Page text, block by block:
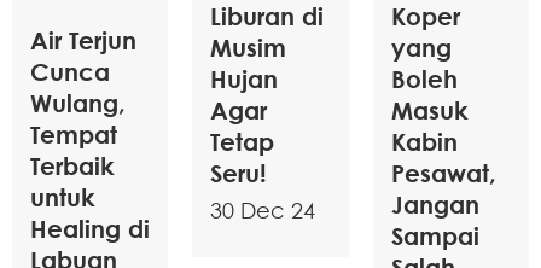
Air Terjun
Cunca
Wulang,
Tempat
Terbaik
untuk
Healing di
Labuan
Liburan di
Musim
Hujan
Agar
Tetap
Seru!
30 Dec 24
Koper
yang
Boleh
Masuk
Kabin
Pesawat,
Jangan
Sampai